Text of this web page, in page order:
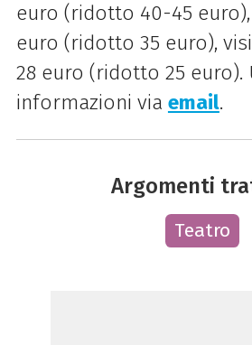
euro (ridotto 40-45
euro (ridotto 35 euro),
28 euro (ridotto 25 euro).
informazioni via email.
Argomenti
Teatro